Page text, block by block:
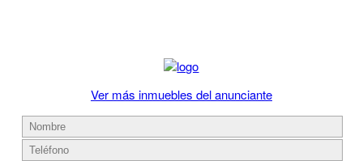
Ver más inmuebles del anunciante